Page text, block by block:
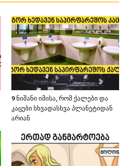
9 ნიშანი იმისა, რომ ქალები და
კაცები სხვადასხვა პლანეტიდან
არიან